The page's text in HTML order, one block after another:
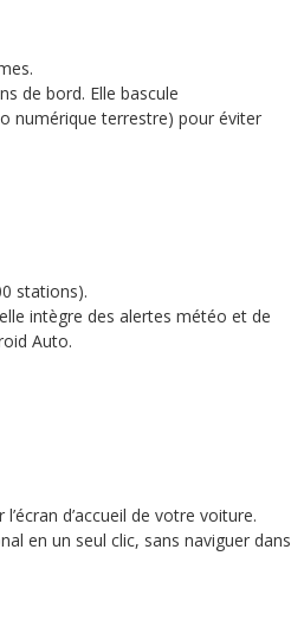
de bord. Elle bascule
numérique terrestre) pour éviter
stations).
intègre des alertes météo et de
Auto.
d’accueil de votre voiture.
en un seul clic, sans naviguer dans